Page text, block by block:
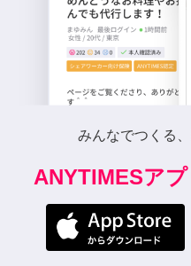
みんなでつくる
ANYTIMESア